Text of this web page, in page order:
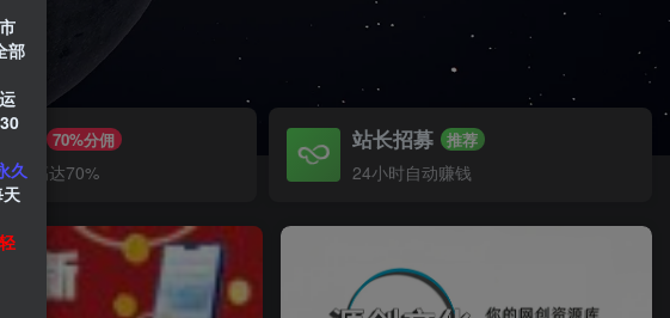
钱 70%分佣
佣高达70%
站长招募 推荐
24小时自动赚钱
部
久